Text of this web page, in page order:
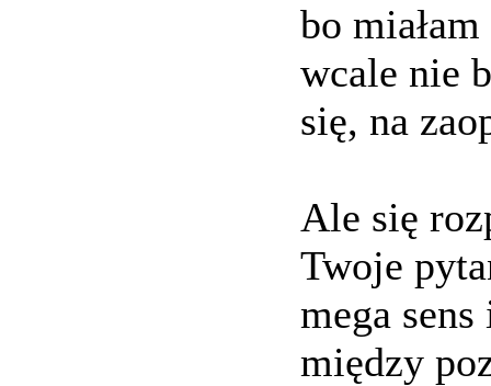
bo
wcale nie
się, na
Ale się
Twoje
mega
między